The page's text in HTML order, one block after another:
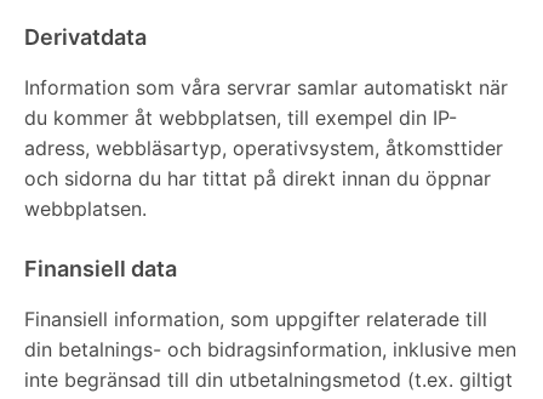
Derivatdata
Information som våra servrar samlar automatiskt när
du kommer åt webbplatsen, till exempel din IP-
adress, webbläsartyp, operativsystem, åtkomsttider
och sidorna du har tittat på direkt innan du öppnar
webbplatsen.
Finansiell data
Finansiell information, som uppgifter relaterade till
din betalnings- och bidragsinformation, inklusive men
inte begränsad till din utbetalningsmetod (t.ex. giltigt